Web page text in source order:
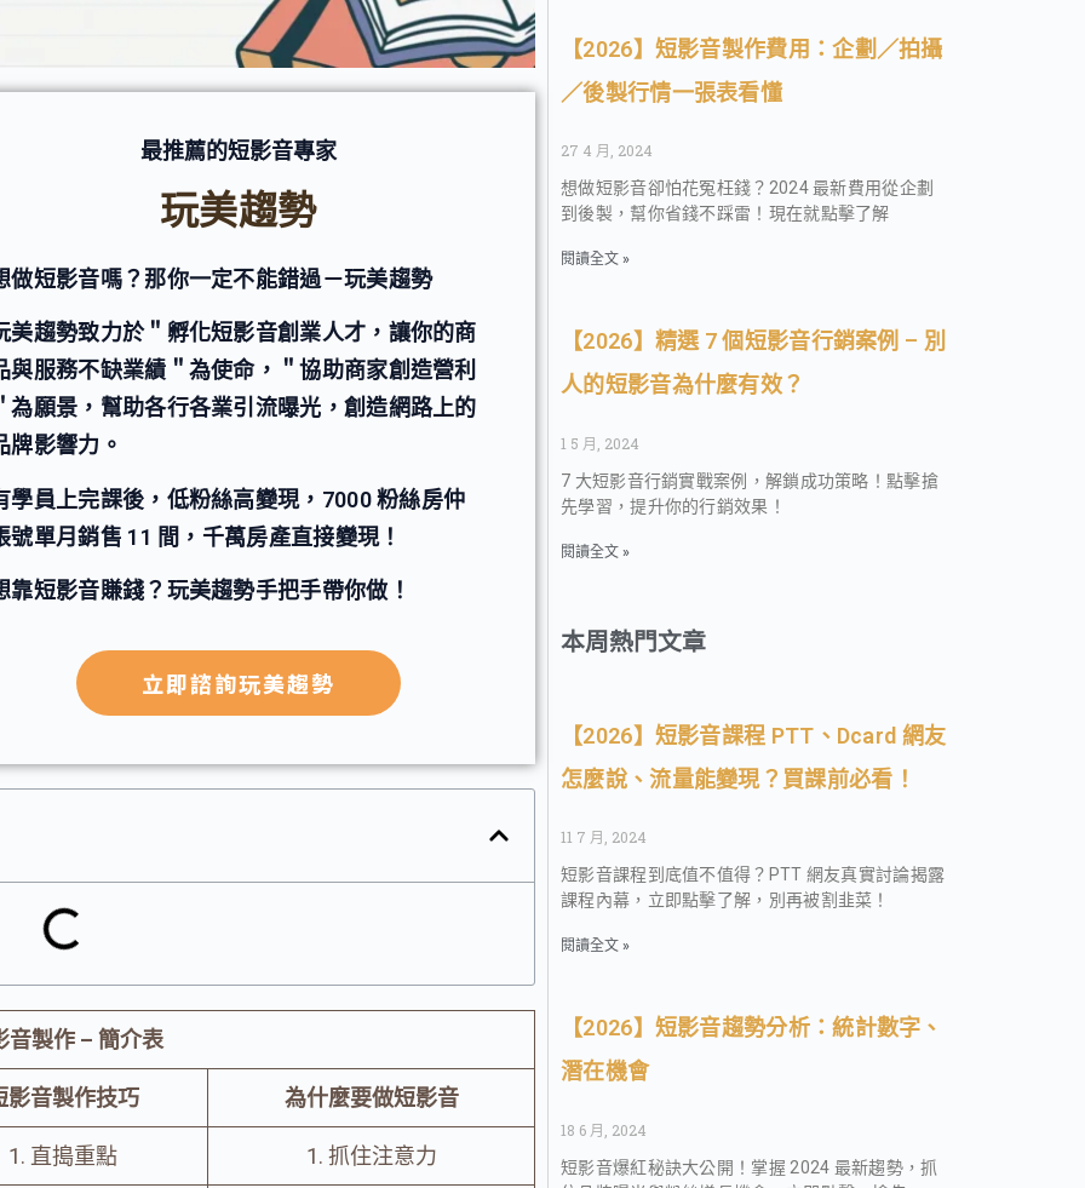
最推薦的短影音專家
玩美趨勢
做短影音嗎？那你一定不能錯過－玩美趨勢
美趨勢致力於＂孵化短影音創業人才，讓你的商
與服務不缺業績＂為使命，＂協助商家創造營利
為願景，幫助各行各業引流曝光，創造網路上的
牌影響力。
學員上完課後，低粉絲高變現，7000 粉絲房仲
號單月銷售 11 間，千萬房產直接變現！
靠短影音賺錢？玩美趨勢手把手帶你做！
立即諮詢玩美趨勢
音製作 – 簡介表
影音製作技巧 為什麼要做短影音
1. 直搗重點 1. 抓住注意力
【2026】短影音製作費用：企劃／拍攝
／後製行情一張表看懂
27 4 月, 2024
想做短影音卻怕花冤枉錢？2024 最新費用從企劃
到後製，幫你省錢不踩雷！現在就點擊了解
閱讀全文 »
【2026】精選 7 個短影音行銷案例 – 別
人的短影音為什麼有效？
1 5 月, 2024
7 大短影音行銷實戰案例，解鎖成功策略！點擊搶
先學習，提升你的行銷效果！
閱讀全文 »
本周熱門文章
【2026】短影音課程 PTT、Dcard 網友
怎麼說、流量能變現？買課前必看！
11 7 月, 2024
短影音課程到底值不值得？PTT 網友真實討論揭露
課程內幕，立即點擊了解，別再被割韭菜！
閱讀全文 »
【2026】短影音趨勢分析：統計數字、
潛在機會
18 6 月, 2024
短影音爆紅秘訣大公開！掌握 2024 最新趨勢，抓